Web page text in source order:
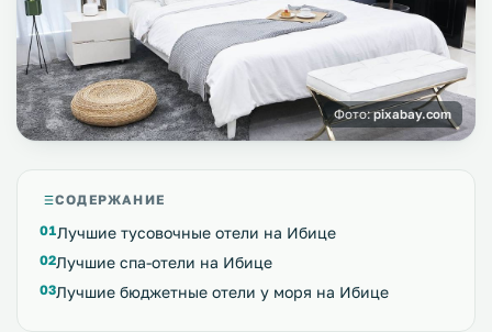
Фото:pixabay.com
СОДЕРЖАНИЕ
Лучшие тусовочные отели на Ибице
Лучшие спа-отели на Ибице
Лучшие бюджетные отели у моря на Ибице